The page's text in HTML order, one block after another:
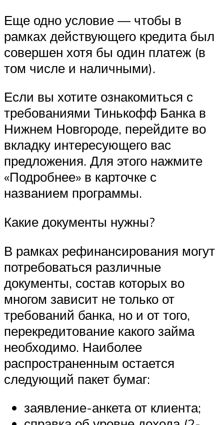
Еще одно условие — чтобы в
рамках действующего кредита был
совершен хотя бы один платеж (в
том числе и наличными).
Если вы хотите ознакомиться с
требованиями Тинькофф Банка в
Нижнем Новгороде, перейдите во
вкладку интересующего вас
предложения. Для этого нажмите
«Подробнее» в карточке с
названием программы.
Какие документы нужны?
В рамках рефинансирования могут
потребоваться различные
документы, состав которых во
многом зависит не только от
требований банка, но и от того,
перекредитование какого займа
необходимо. Наиболее
распространенным остается
следующий пакет бумаг:
заявление-анкета от клиента;